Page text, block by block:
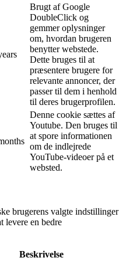
Brugt af Google
DoubleClick og
gemmer oplysninger
om, hvordan brugeren
benytter webstede.
Dette bruges til at
præsentere brugere for
relevante annoncer, der
passer til dem i henhold
til deres brugerprofilen.
Denne cookie sættes af
Youtube. Den bruges til
at spore informationen
om de indlejrede
YouTube-videoer på et
websted.
brugerens valgte indstillinger
levere en bedre
Beskrivelse